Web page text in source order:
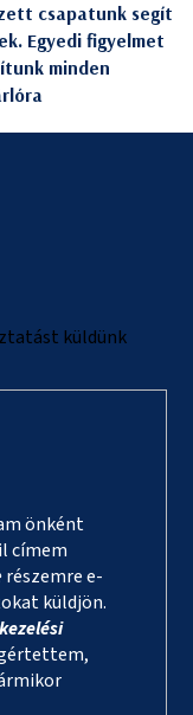
csapatunk segít
Egyedi figyelmet
minden
küldünk
önként
címem
részemre e-
küldjön.